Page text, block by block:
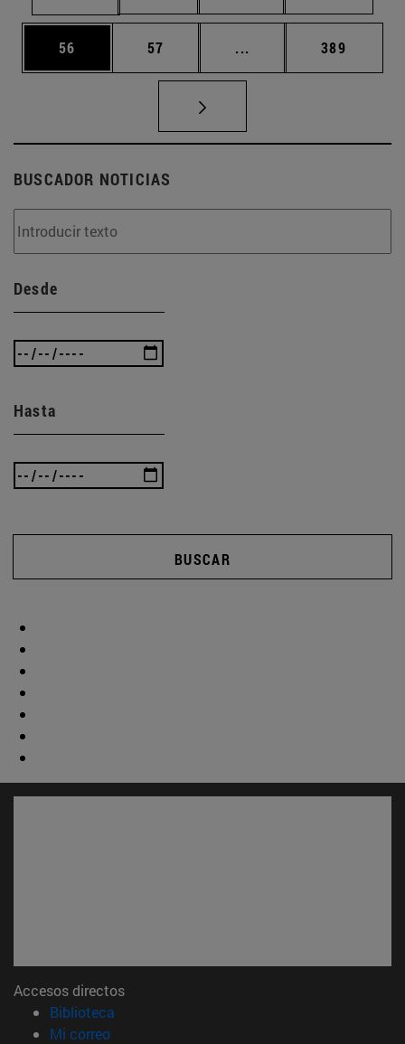
Página
56 Página
57 ... Páginas intermedias
Página
389
BUSCADOR NOTICIAS
Desde
Hasta
BUSCAR
Accesos directos
Biblioteca
Mi correo(abre en nueva ventana)